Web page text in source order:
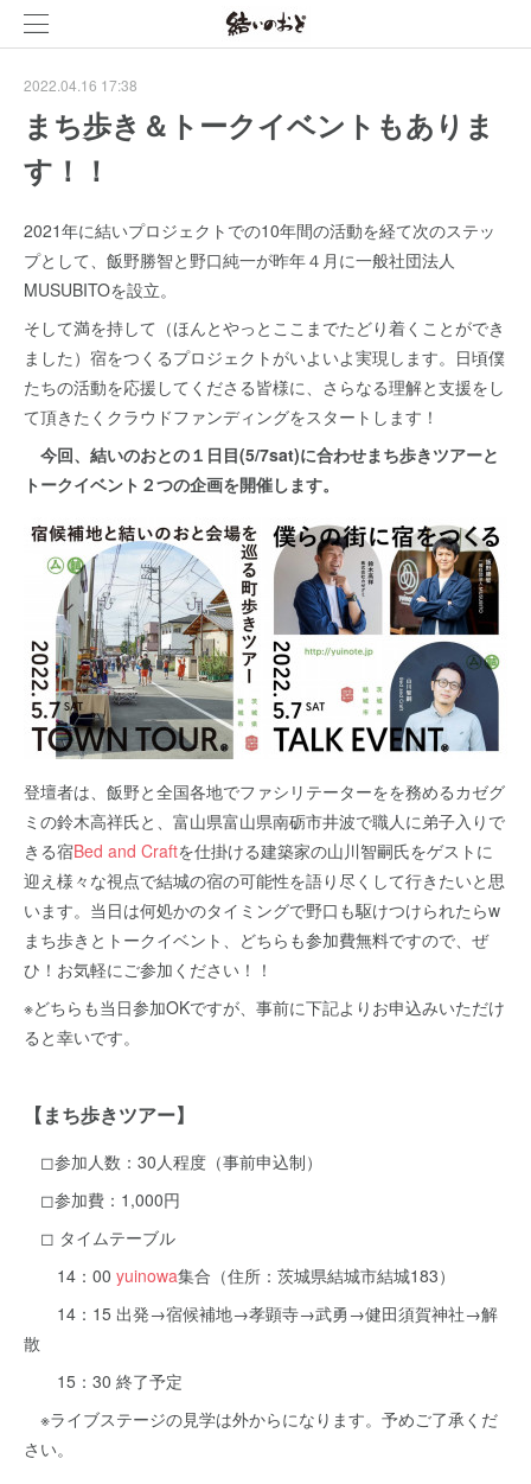
2022.04.16 17:38
まち歩き＆トークイベントもありま
す！！
2021年に結いプロジェクトでの10年間の活動を経て次のステッ
プとして、飯野勝智と野口純一が昨年４月に一般社団法人
MUSUBITOを設立。
そして満を持して（ほんとやっとここまでたどり着くことができ
ました）宿をつくるプロジェクトがいよいよ実現します。日頃僕
たちの活動を応援してくださる皆様に、さらなる理解と支援をし
て頂きたくクラウドファンディングをスタートします！
今回、結いのおとの１日目(5/7sat)に合わせまち歩きツアーと
トークイベント２つの企画を開催します。
登壇者は、飯野と全国各地でファシリテーターをを務めるカゼグ
ミの鈴木高祥氏と、富山県富山県南砺市井波で職人に弟子入りで
きる宿Bed and Craftを仕掛ける建築家の山川智嗣氏をゲストに
迎え様々な視点で結城の宿の可能性を語り尽くして行きたいと思
います。当日は何処かのタイミングで野口も駆けつけられたらw
まち歩きとトークイベント、どちらも参加費無料ですので、ぜ
ひ！お気軽にご参加ください！！
※どちらも当日参加OKですが、事前に下記よりお申込みいただけ
ると幸いです。
【まち歩きツアー】
◻︎参加人数：30人程度（事前申込制）
◻︎参加費：1,000円
◻︎ タイムテーブル
14：00 yuinowa集合（住所：茨城県結城市結城183）
14：15 出発→宿候補地→孝顕寺→武勇→健田須賀神社→解
散
15：30 終了予定
※ライブステージの見学は外からになります。予めご了承くだ
さい。